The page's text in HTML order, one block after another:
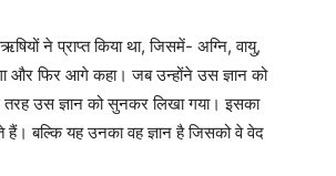
ने प्राप्त किया था, जिसमें- अग्नि, वायु,
और फिर आगे कहा। जब उन्होंने उस ज्ञान को
उस ज्ञान को सुनकर लिखा गया। इसका
बल्कि यह उनका वह ज्ञान है जिसको वे वेद